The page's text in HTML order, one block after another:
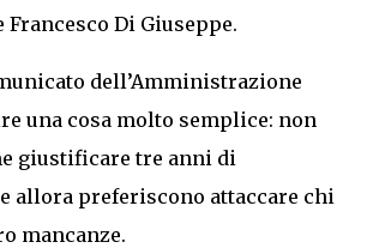
Di Giuseppe.
dell’Amministrazione
una cosa molto semplice: non
giustificare tre anni di
allora preferiscono attaccare chi
mancanze.